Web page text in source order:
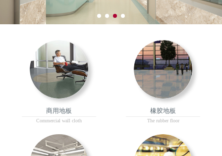
商用地板
Commercial wall cloth
橡胶地板
The rubber floor